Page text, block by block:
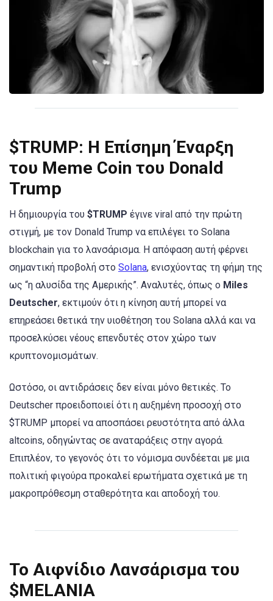
$TRUMP: Η Επίσημη Έναρξη
του Meme Coin του Donald
Trump
Η δημιουργία του $TRUMP έγινε viral από την πρώτη
στιγμή, με τον Donald Trump να επιλέγει το Solana
blockchain για το λανσάρισμα. Η απόφαση αυτή φέρνει
σημαντική προβολή στο Solana, ενισχύοντας τη φήμη της
ως “η αλυσίδα της Αμερικής”. Αναλυτές, όπως ο Miles
Deutscher, εκτιμούν ότι η κίνηση αυτή μπορεί να
επηρεάσει θετικά την υιοθέτηση του Solana αλλά και να
προσελκύσει νέους επενδυτές στον χώρο των
κρυπτονομισμάτων.
Ωστόσο, οι αντιδράσεις δεν είναι μόνο θετικές. Το
Deutscher προειδοποιεί ότι η αυξημένη προσοχή στο
$TRUMP μπορεί να αποσπάσει ρευστότητα από άλλα
altcoins, οδηγώντας σε αναταράξεις στην αγορά.
Επιπλέον, το γεγονός ότι το νόμισμα συνδέεται με μια
πολιτική φιγούρα προκαλεί ερωτήματα σχετικά με τη
μακροπρόθεσμη σταθερότητα και αποδοχή του.
Το Αιφνίδιο Λανσάρισμα του
$MELANIA